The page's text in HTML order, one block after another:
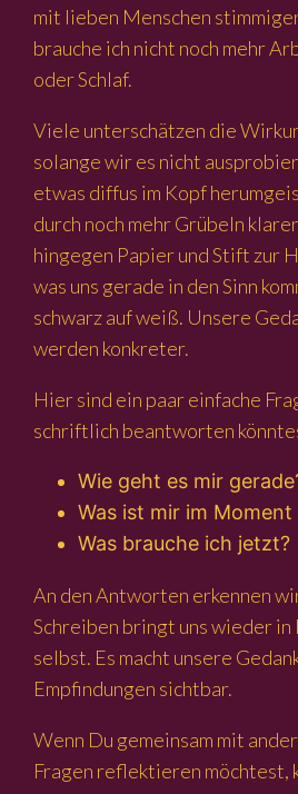
mit lieben Menschen
brauche ich nicht noch mehr
oder Schlaf.
Viele unterschätzen die
solange wir es nicht
etwas diffus im Kopf
durch noch mehr Grübeln
hingegen Papier und Stift zur
was uns gerade in den Sinn
schwarz auf weiß. Unsere
werden konkreter.
Hier sind ein paar einfache
schriftlich beantworten
Wie geht es mir
Was ist mir im
Was brauche ich jetzt?
An den Antworten erkennen
Schreiben bringt uns wieder in
selbst. Es macht unsere
Empfindungen sichtbar.
Wenn Du gemeinsam mit
Fragen reflektieren möchtest,